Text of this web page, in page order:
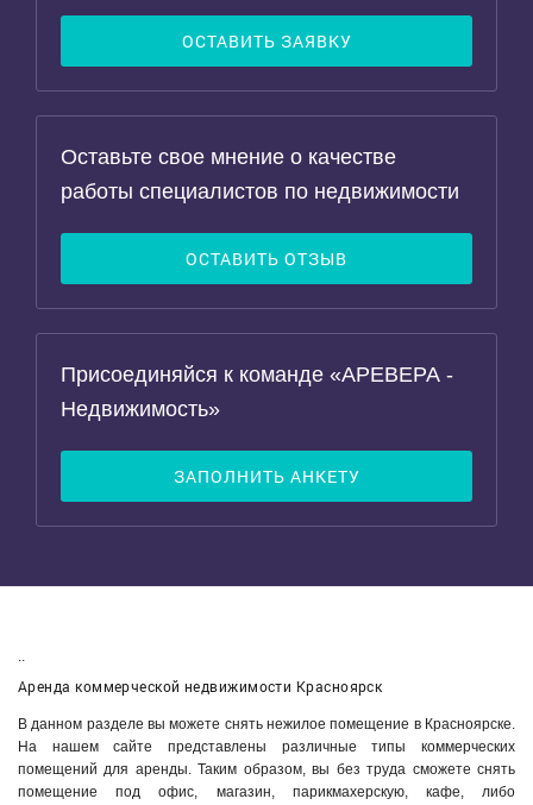
ОСТАВИТЬ ЗАЯВКУ
Оставьте свое мнение о качестве
работы специалистов по недвижимости
ОСТАВИТЬ ОТЗЫВ
Присоединяйся к команде «АРЕВЕРА -
Недвижимость»
ЗАПОЛНИТЬ АНКЕТУ
..
Аренда коммерческой недвижимости Красноярск
В данном разделе вы можете снять нежилое помещение в Красноярске.
На нашем сайте представлены различные типы коммерческих
помещений для аренды. Таким образом, вы без труда сможете снять
помещение под офис, магазин, парикмахерскую, кафе, либо